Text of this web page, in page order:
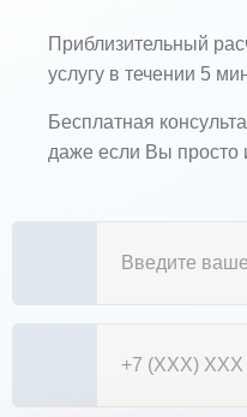
Приблизительный
услугу в течении 5
Бесплатная
даже если Вы просто